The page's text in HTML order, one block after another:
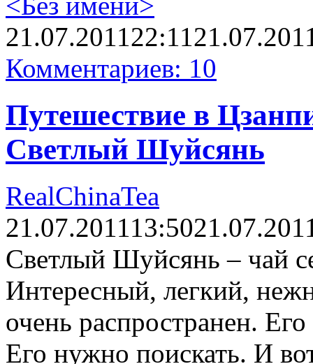
21.07.201122:11
Комментариев: 10
Путешествие в
Светлый Шуйсянь
RealChinaTea
21.07.201113:50
Светлый Шуйсянь – чай
Интересный, легкий,
очень распространен.
Его нужно поискать. И